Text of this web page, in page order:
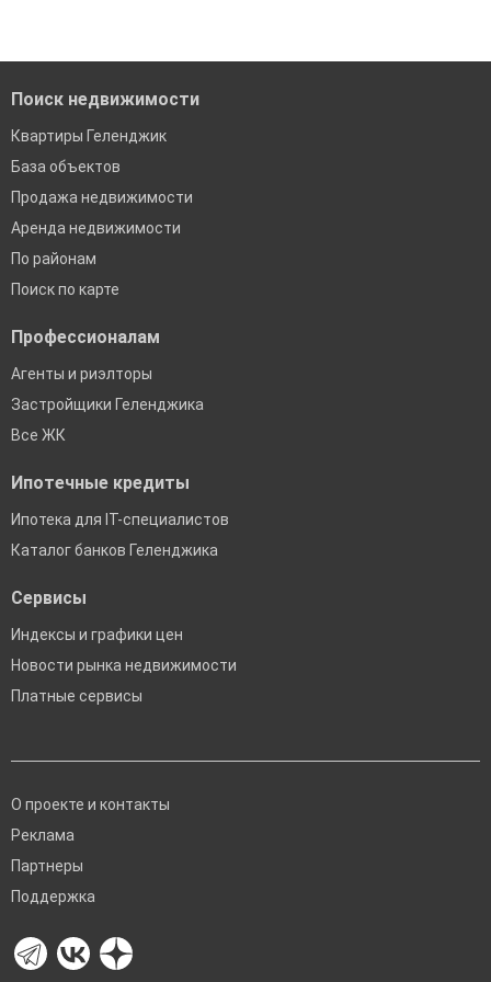
Поиск недвижимости
Квартиры Геленджик
База объектов
Продажа недвижимости
Аренда недвижимости
По районам
Поиск по карте
Профессионалам
Агенты и риэлторы
Застройщики Геленджика
Все ЖК
Ипотечные кредиты
Ипотека для IT-специалистов
Каталог банков Геленджика
Сервисы
Индексы и графики цен
Новости рынка недвижимости
Платные сервисы
О проекте и контакты
Реклама
Партнеры
Поддержка